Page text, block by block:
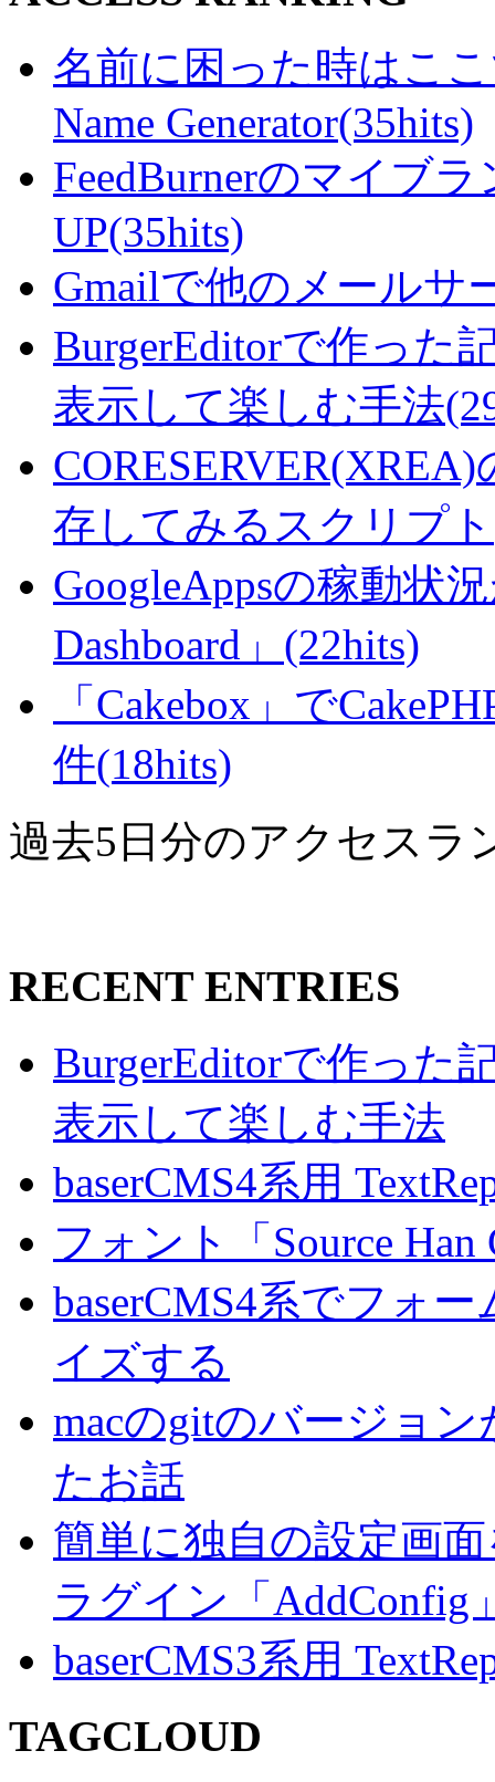
名前に困った時はここ
Name Generator(35hits)
FeedBurnerのマイブ
UP(35hits)
Gmailで他のメールサ
BurgerEditorで作った
表示して楽しむ手法
存してみるスクリプ
GoogleAppsの稼動状
Dashboard」(22hits)
「Cakebox」で
件(18hits)
過去5日分のアクセスラ
RECENT ENTRIES
BurgerEditorで作った
表示して楽しむ手法
baserCMS4系用
フォント「Source
baserCMS4系でフォ
イズする
macのgitのバージョ
たお話
簡単に独自の設定画
ラグイン「AddConfig
baserCMS3系用
TAGCLOUD